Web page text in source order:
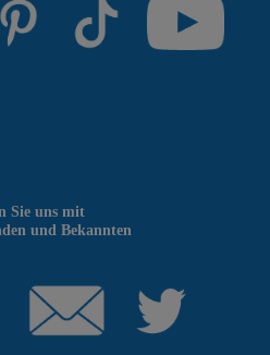
Sie uns mit
und Bekannten